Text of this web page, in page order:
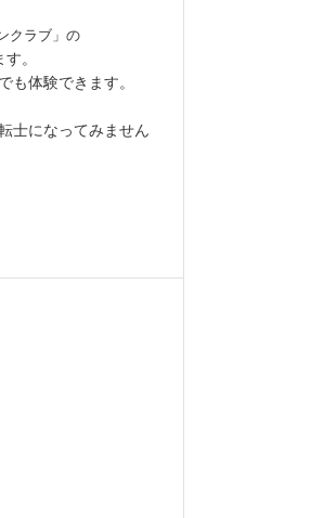
クラブ」の
。
体験できます。
士になってみません